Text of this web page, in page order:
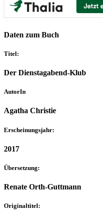
Daten zum Buch
Titel:
Der Dienstagabend-Klub
AutorIn
Agatha Christie
Erscheinungsjahr:
2017
Übersetzung:
Renate Orth-Guttmann
Originaltitel: